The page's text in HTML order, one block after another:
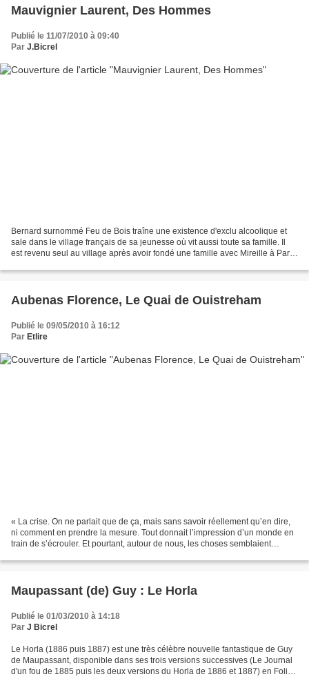
Mauvignier Laurent, Des Hommes
Publié le 11/07/2010 à 09:40
Par J.Bicrel
Bernard surnommé Feu de Bois traîne une existence d'exclu alcoolique et
sale dans le village français de sa jeunesse où vit aussi toute sa famille. Il
est revenu seul au village après avoir fondé une famille avec Mireille à Paris,
Aubenas Florence, Le Quai de Ouistreham
Publié le 09/05/2010 à 16:12
Par Etlire
« La crise. On ne parlait que de ça, mais sans savoir réellement qu’en dire,
ni comment en prendre la mesure. Tout donnait l’impression d’un monde en
train de s’écrouler. Et pourtant, autour de nous, les choses semblaient
Maupassant (de) Guy : Le Horla
Publié le 01/03/2010 à 14:18
Par J Bicrel
Le Horla (1886 puis 1887) est une très célèbre nouvelle fantastique de Guy
de Maupassant, disponible dans ses trois versions successives (Le Journal
d'un fou de 1885 puis les deux versions du Horla de 1886 et 1887) en Folio